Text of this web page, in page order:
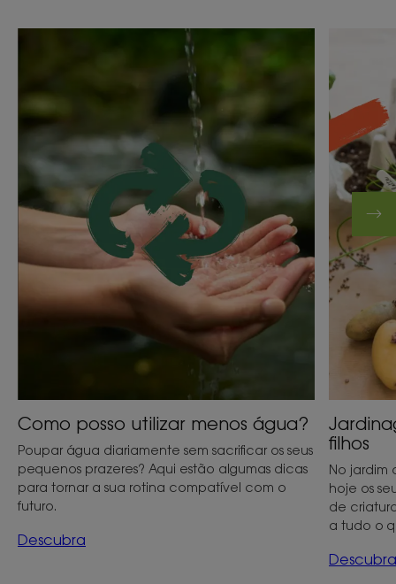
menos
água?
Como posso utilizar menos água?
Poupar água diariamente sem sacrificar os seus
pequenos prazeres? Aqui estão algumas dicas
para tornar a sua rotina compatível com o
futuro.
Descubra
em
casa
com
os
seus
filhos
filhos
No jardim
hoje os
de
a tudo o
Descubra